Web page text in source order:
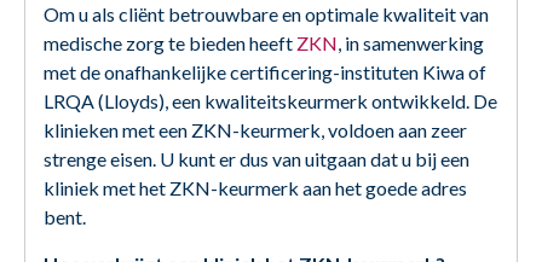
Om u als cliënt betrouwbare en optimale kwaliteit van
medische zorg te bieden heeft ZKN, in samenwerking
met de onafhankelijke certificering-instituten Kiwa of
LRQA (Lloyds), een kwaliteitskeurmerk ontwikkeld. De
klinieken met een ZKN-keurmerk, voldoen aan zeer
strenge eisen. U kunt er dus van uitgaan dat u bij een
kliniek met het ZKN-keurmerk aan het goede adres
bent.